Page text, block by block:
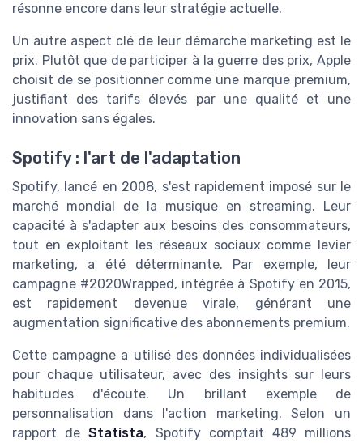
résonne encore dans leur stratégie actuelle.
Un autre aspect clé de leur démarche marketing est le
prix. Plutôt que de participer à la guerre des prix, Apple
choisit de se positionner comme une marque premium,
justifiant des tarifs élevés par une qualité et une
innovation sans égales.
Spotify : l'art de l'adaptation
Spotify, lancé en 2008, s'est rapidement imposé sur le
marché mondial de la musique en streaming. Leur
capacité à s'adapter aux besoins des consommateurs,
tout en exploitant les réseaux sociaux comme levier
marketing, a été déterminante. Par exemple, leur
campagne #2020Wrapped, intégrée à Spotify en 2015,
est rapidement devenue virale, générant une
augmentation significative des abonnements premium.
Cette campagne a utilisé des données individualisées
pour chaque utilisateur, avec des insights sur leurs
habitudes d'écoute. Un brillant exemple de
personnalisation dans l'action marketing. Selon un
rapport deStatista, Spotify comptait 489 millions